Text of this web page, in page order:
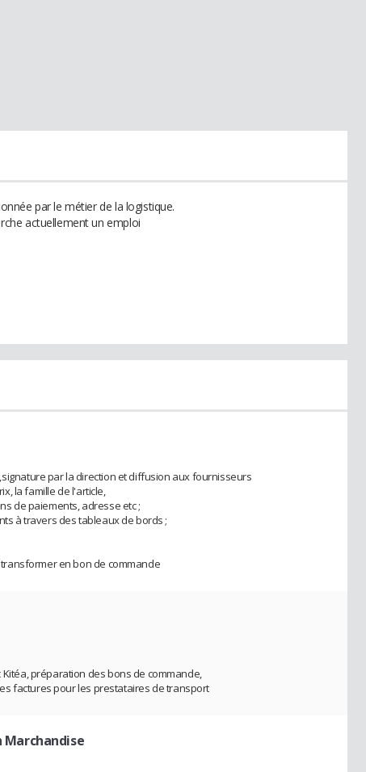
par le métier de la logistique.
actuellement un emploi
par la direction et diffusion aux fournisseurs
la famille de l'article,
de paiements, adresse etc ;
à travers des tableaux de bords ;
en bon de commande
préparation des bons de commande,
factures pour les prestataires de transport